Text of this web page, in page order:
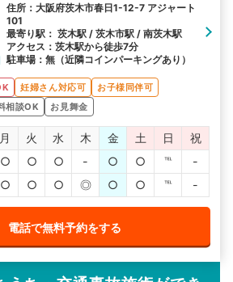
住所：大阪府茨木市春日1-12-7 アジャート
101
最寄り駅： 茨木駅 / 茨木市駅 / 南茨木駅
アクセス：茨木駅から徒歩7分
駐車場：無（近隣コインパーキングあり）
妊婦さん対応可
お子様同伴可
相談OK お見舞金
月 火 水 木 金 土 日
祝
○ ○ ○ - ○ ○ ℡
-
○ ○ ○ ◎ ○ ○ ℡ -
電話で無料予約をする